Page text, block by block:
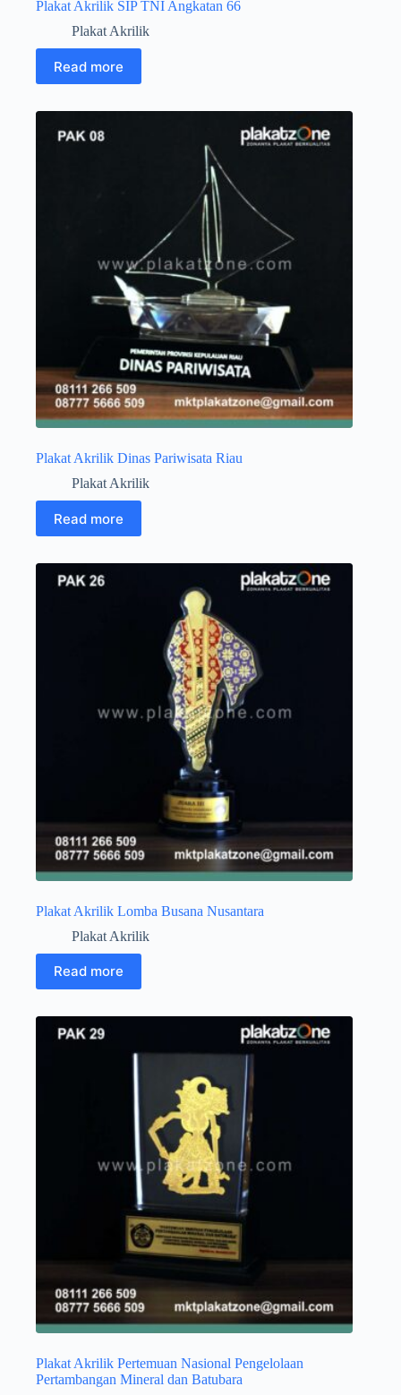
Plakat Akrilik SIP TNI Angkatan 66
Plakat Akrilik
Read more
Plakat Akrilik Dinas Pariwisata Riau
Plakat Akrilik
Read more
Plakat Akrilik Lomba Busana Nusantara
Plakat Akrilik
Read more
Plakat Akrilik Pertemuan Nasional Pengelolaan
Pertambangan Mineral dan Batubara